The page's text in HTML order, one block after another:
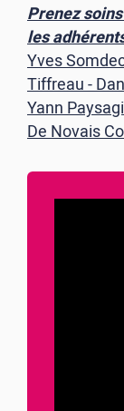
Prenez
les
Yves
Tiffreau -
Yann
De Novais